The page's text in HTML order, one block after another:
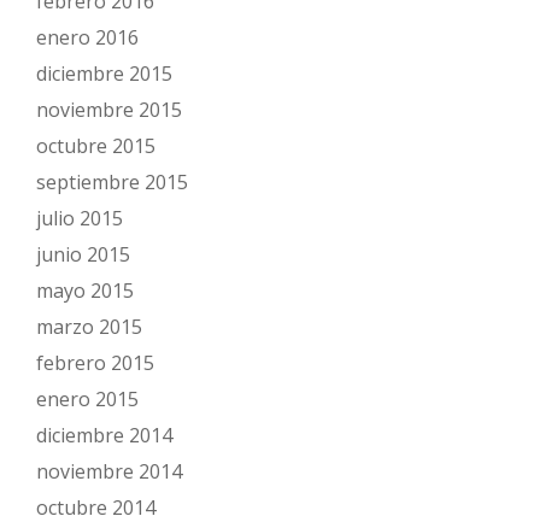
enero 2016
diciembre 2015
noviembre 2015
octubre 2015
septiembre 2015
julio 2015
junio 2015
mayo 2015
marzo 2015
febrero 2015
enero 2015
diciembre 2014
noviembre 2014
octubre 2014